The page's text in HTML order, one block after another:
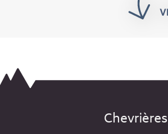
Chevrières